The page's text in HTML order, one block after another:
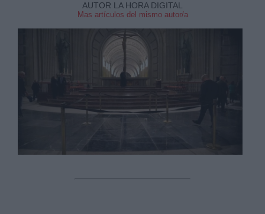
AUTOR LA HORA DIGITAL
Mas artículos del mismo autor/a